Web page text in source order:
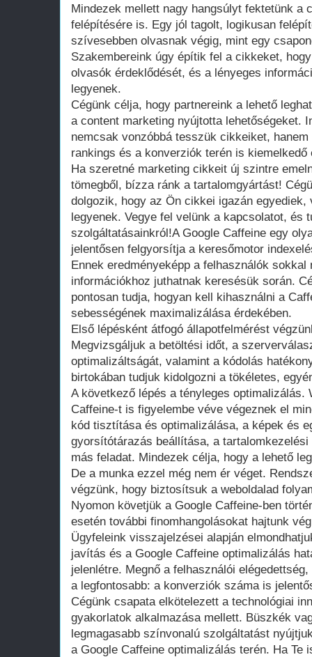
Mindezek mellett nagy hangsúlyt fektetünk a
felépítésére is. Egy jól tagolt, logikusan
szívesebben olvasnak végig, mint egy
Szakembereink úgy építik fel a cikkeket,
olvasók érdeklődését, és a lényeges
legyenek.
Cégünk célja, hogy partnereink a lehető
a content marketing nyújtotta lehetőségeket.
nemcsak vonzóbbá tesszük cikkeiket,
rankings és a konverziók terén is kiemelkedő
Ha szeretné marketing cikkeit új szintre
tömegből, bízza ránk a tartalomgyártást!
dolgozik, hogy az Ön cikkei igazán egyediek,
legyenek. Vegye fel velünk a kapcsolatot, és
szolgáltatásainkról!A Google Caffeine egy
jelentősen felgyorsítja a keresőmotor
Ennek eredményeképp a felhasználók
információkhoz juthatnak keresésük során.
pontosan tudja, hogyan kell kihasználni a
sebességének maximalizálása érdekében.
Első lépésként átfogó állapotfelmérést
Megvizsgáljuk a betöltési időt, a
optimalizáltságát, valamint a kódolás
birtokában tudjuk kidolgozni a tökéletes,
A következő lépés a tényleges optimalizálás.
Caffeine-t is figyelembe véve végeznek el
kód tisztítása és optimalizálása, a képek és
gyorsítótárazás beállítása, a
más feladat. Mindezek célja, hogy a lehető
De a munka ezzel még nem ér véget.
végzünk, hogy biztosítsuk a weboldalad
Nyomon követjük a Google Caffeine-ben
esetén további finomhangolásokat hajtunk
Ügyfeleink visszajelzései alapján
javítás és a Google Caffeine optimalizálás
jelenlétre. Megnő a felhasználói
a legfontosabb: a konverziók száma is
Cégünk csapata elkötelezett a technológiai
gyakorlatok alkalmazása mellett. Büszkék
legmagasabb színvonalú szolgáltatást
a Google Caffeine optimalizálás terén. Ha Te